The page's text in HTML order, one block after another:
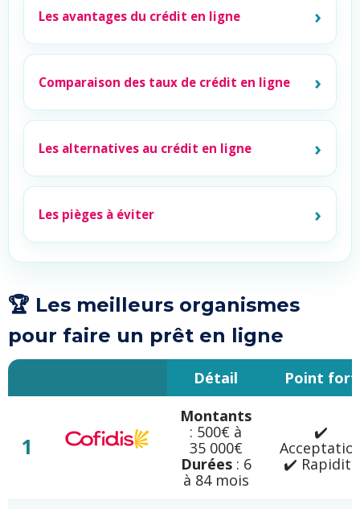
Les avantages du crédit en ligne
Comparaison des taux de crédit en ligne
Les alternatives au crédit en ligne
Les pièges à éviter
🏆 Les meilleurs organismes
pour faire un prêt en ligne
Détail Point fort
1
Montants
: 500€ à
35 000€
Durées: 6
à 84 mois
✔️
✔️ Rapidité